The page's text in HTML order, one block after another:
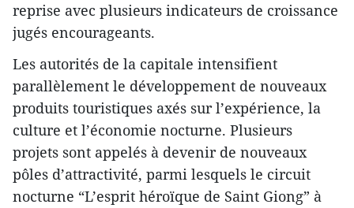
reprise avec plusieurs indicateurs de croissance
jugés encourageants.
Les autorités de la capitale intensifient
parallèlement le développement de nouveaux
produits touristiques axés sur l’expérience, la
culture et l’économie nocturne. Plusieurs
projets sont appelés à devenir de nouveaux
pôles d’attractivité, parmi lesquels le circuit
nocturne “L’esprit héroïque de Saint Giong” à